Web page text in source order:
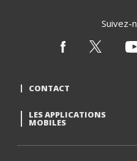
Suivez-
CONTACT
LES APPLICATIONS
MOBILES